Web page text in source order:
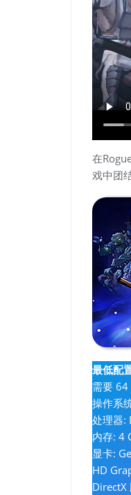
在
戏中团
最低配
需要
操作系
处理器:
内存: 4
显卡:
HD
DirectX